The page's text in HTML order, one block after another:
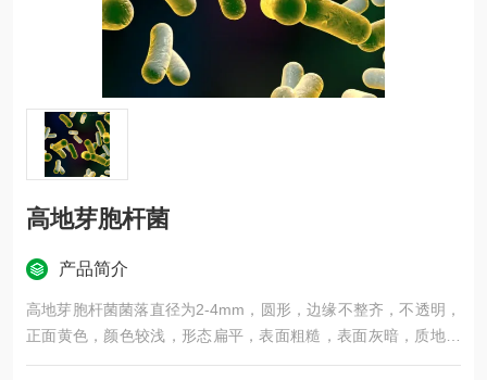
高地芽胞杆菌
产品简介
高地芽胞杆菌菌落直径为2-4mm，圆形，边缘不整齐，不透明，
正面黄色，颜色较浅，形态扁平，表面粗糙，表面灰暗，质地干
燥，G＋（蓝紫色），杆菌，纯度：纯